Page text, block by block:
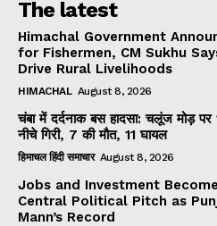
The latest
Himachal Government
for Fishermen, CM Sukhu
Drive Rural Livelihoods
HIMACHAL August 8, 2026
चंबा में दर्दनाक बस हादसा: चलूंज मोड़
नीचे गिरी, 7 की मौत, 11 घायल
हिमाचल हिंदी समाचार August 8, 2026
Jobs and Investment
Central Political Pitch as
Mann’s Record